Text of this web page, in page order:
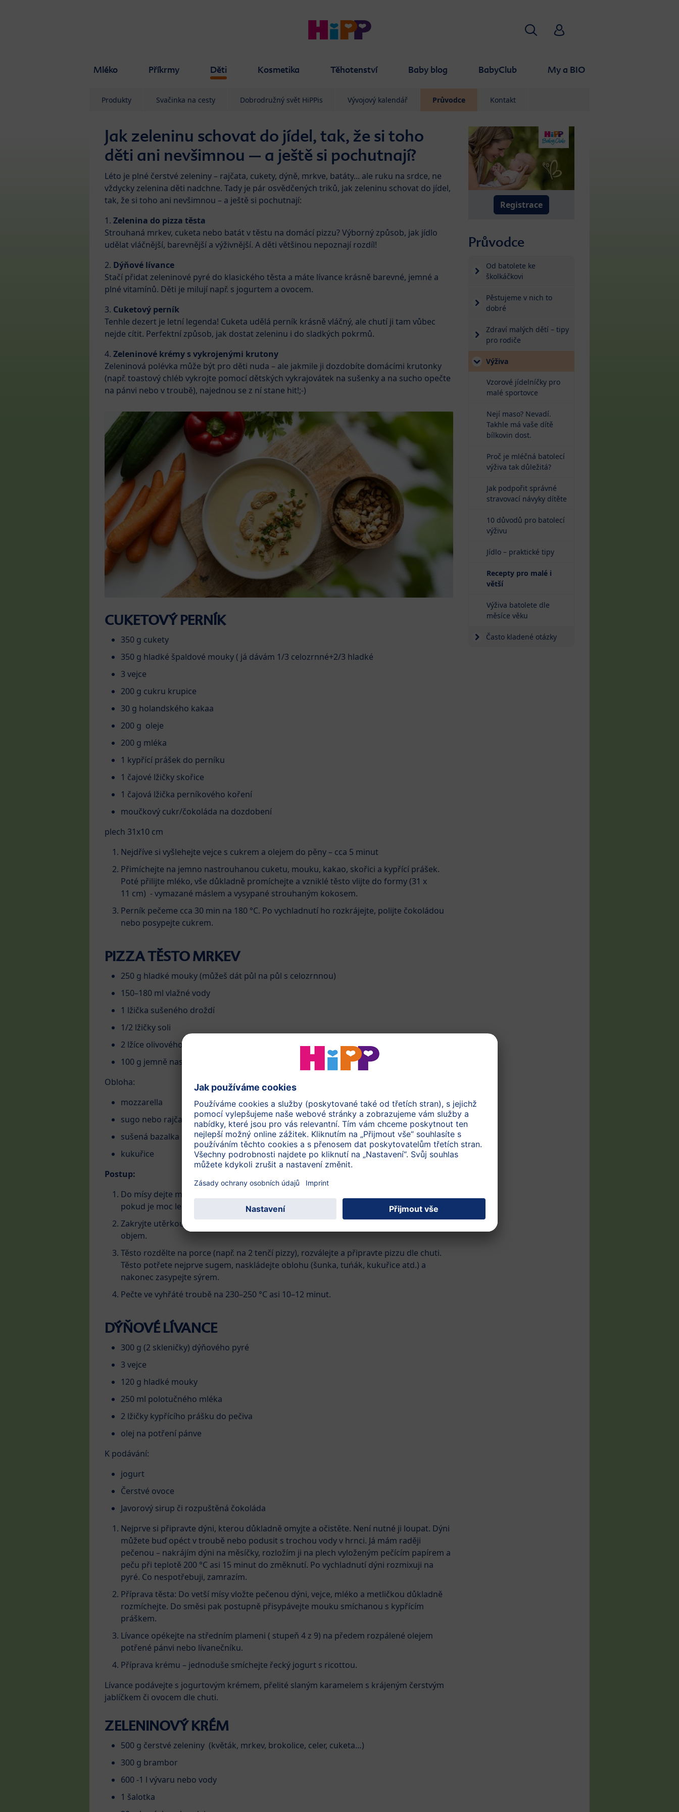
Mléko Příkrmy Děti Kosmetika Těhotenství Baby blog BabyClub My a BIO
VyhledáváníHiPP Babyclub
Produkty Svačinka na cesty Dobrodružný svět HiPPis Vývojový kalendář Průvodce Kontakt
Jak zeleninu schovat do jídel, tak, že si toho
děti ani nevšimnou – a ještě si pochutnají?
Léto je plné čerstvé zeleniny – rajčata, cukety, dýně, mrkve, batáty... ale ruku na srdce, ne
vždycky zelenina děti nadchne. Tady je pár osvědčených triků, jak zeleninu schovat do jídel,
tak, že si toho ani nevšimnou – a ještě si pochutnají:
1. Zelenina do pizza těsta
Strouhaná mrkev, cuketa nebo batát v těstu na domácí pizzu? Výborný způsob, jak jídlo
udělat vláčnější, barevnější a výživnější. A děti většinou nepoznají rozdíl!
2. Dýňové lívance
Stačí přidat zeleninové pyré do klasického těsta a máte lívance krásně barevné, jemné a
plné vitamínů. Děti je milují např. s jogurtem a ovocem.
3. Cuketový perník
Tenhle dezert je letní legenda! Cuketa udělá perník krásně vláčný, ale chutí ji tam vůbec
nejde cítit. Perfektní způsob, jak dostat zeleninu i do sladkých pokrmů.
4. Zeleninové krémy s vykrojenými krutony
Zeleninová polévka může být pro děti nuda – ale jakmile ji dozdobíte domácími krutonky
(např. toastový chléb vykrojte pomocí dětských vykrajovátek na sušenky a na sucho opečte
na pánvi nebo v troubě), najednou se z ní stane hit!;-)
CUKETOVÝ PERNÍK
350 g cukety
350 g hladké špaldové mouky ( já dávám 1/3 celozrnné+2/3 hladké
3 vejce
200 g cukru krupice
30 g holandského kakaa
200 g oleje
200 g mléka
1 kypřící prášek do perníku
1 čajové lžičky skořice
1 čajová lžička perníkového koření
moučkový cukr/čokoláda na dozdobení
plech 31x10 cm
Nejdříve si vyšlehejte vejce s cukrem a olejem do pěny – cca 5 minut
Přimíchejte na jemno nastrouhanou cuketu, mouku, kakao, skořici a kypřící prášek.
Poté přilijte mléko, vše důkladně promíchejte a vzniklé těsto vlijte do formy (31 x
11 cm) - vymazané máslem a vysypané strouhaným kokosem.
Perník pečeme cca 30 min na 180 °C. Po vychladnutí ho rozkrájejte, polijte čokoládou
nebo posypejte cukrem.
PIZZA TĚSTO MRKEV
250 g hladké mouky (můžeš dát půl na půl s celozrnnou)
150–180 ml vlažné vody
1 lžička sušeného droždí
1/2 lžičky soli
2 lžíce olivového oleje
100 g jemně nastrouhané mrkve (zhruba 1 střední mrkev)
Obloha:
mozzarella
sugo nebo rajčatová passata
sušená bazalka nebo provensálské bylinky
kukuřice
Postup:
Do mísy dejte mouku smíchanou s droždím, sůl, olej, mrkev. Vypracujte hladké těsto –
pokud je moc lepivé, přidejte trochu mouky, pokud moc tuhé, přidej trochu vody.
Zakryjte utěrkou a nechte kynout na teplém místě cca 60minut, dokud nezdvojnásobí
objem.
Těsto rozdělte na porce (např. na 2 tenčí pizzy), rozválejte a připravte pizzu dle chuti.
Těsto potřete nejprve sugem, naskládejte oblohu (šunka, tuńák, kukuřice atd.) a
nakonec zasypejte sýrem.
Pečte ve vyhřáté troubě na 230–250 °C asi 10–12 minut.
DÝŇOVÉ LÍVANCE
300 g (2 skleničky) dýňového pyré
3 vejce
120 g hladké mouky
250 ml polotučného mléka
2 lžičky kypřícího prášku do pečiva
olej na potření pánve
K podávání:
jogurt
Čerstvé ovoce
Javorový sirup či rozpuštěná čokoláda
Nejprve si připravte dýni, kterou důkladně omyjte a očistěte. Není nutné ji loupat. Dýni
můžete buď opéct v troubě nebo podusit s trochou vody v hrnci. Já mám raději
pečenou – nakrájím dýni na měsíčky, rozložím ji na plech vyloženým pečícím papírem a
peču při teplotě 200 °C asi 15 minut do změknutí. Po vychladnutí dýni rozmixuji na
pyré. Co nespotřebuji, zamrazím.
Příprava těsta: Do vetší mísy vložte pečenou dýni, vejce, mléko a metličkou důkladně
rozmíchejte. Do směsi pak postupně přisypávejte mouku smíchanou s kypřícím
práškem.
Lívance opékejte na středním plameni ( stupeň 4 z 9) na předem rozpálené olejem
potřené pánvi nebo lívanečníku.
Příprava krému – jednoduše smíchejte řecký jogurt s ricottou.
Lívance podávejte s jogurtovým krémem, přelité slaným karamelem s krájeným čerstvým
jablíčkem či ovocem dle chuti.
ZELENINOVÝ KRÉM
500 g čerstvé zeleniny (květák, mrkev, brokolice, celer, cuketa…)
300 g brambor
600 -1 l vývaru nebo vody
1 šalotka
Registrace
Průvodce
Od batolete ke
školkáčkovi
Pěstujeme v nich to
dobré
Zdraví malých dětí – tipy
pro rodiče
Výživa
Vzorové jídelníčky pro
malé sportovce
Nejí maso? Nevadí.
Takhle má vaše dítě
bílkovin dost.
Proč je mléčná batolecí
výživa tak důležitá?
Jak podpořit správné
stravovací návyky dítěte
10 důvodů pro batolecí
výživu
Jídlo – praktické tipy
Recepty pro malé i
větší
Výživa batolete dle
měsíce věku
Často kladené otázky